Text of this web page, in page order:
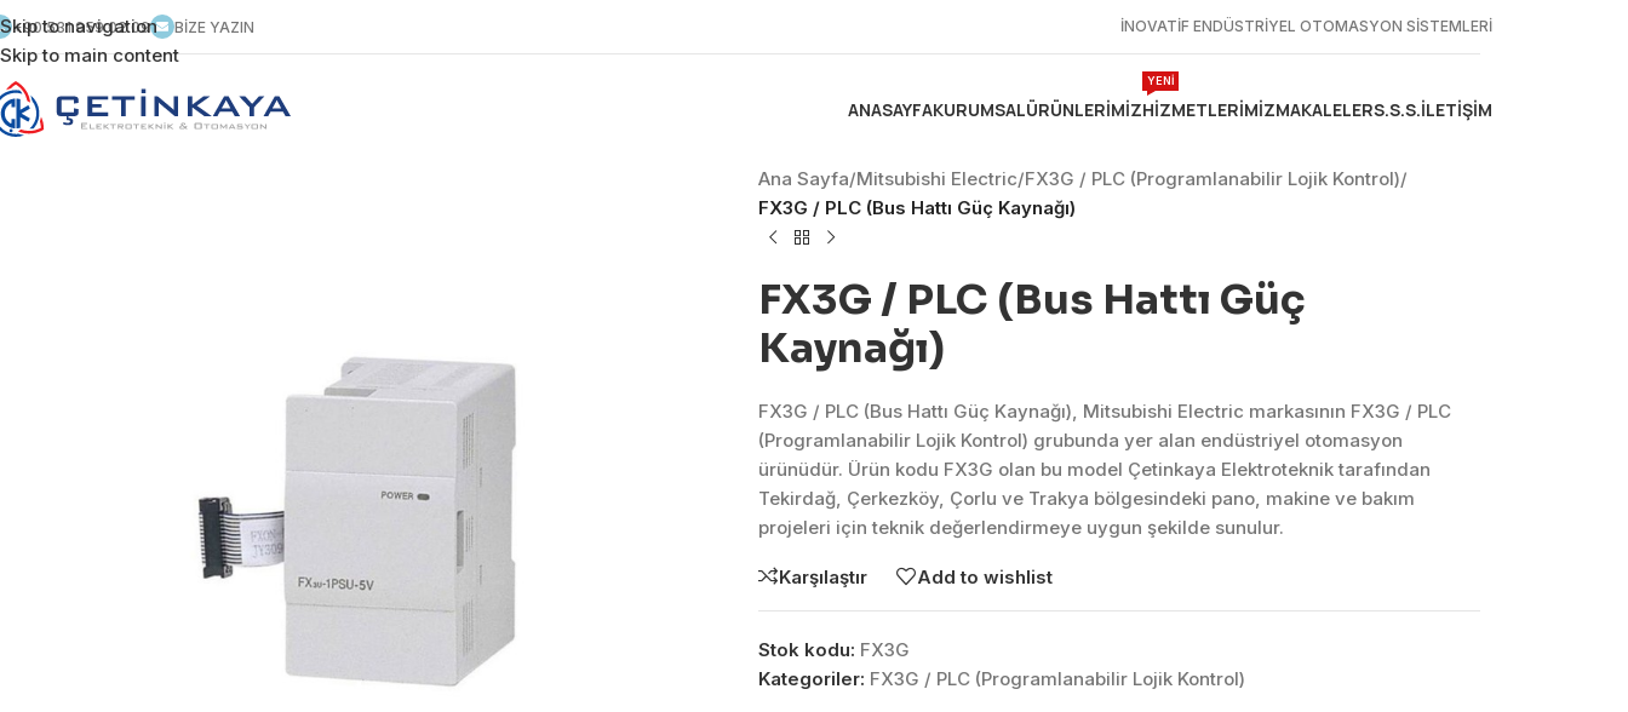
Skip to navigation
Skip to main content
+90 531 959 02 09 BİZE YAZIN İNOVATİF ENDÜSTRİYEL OTOMASYON SİSTEMLERİ
ANASAYFAKURUMSALÜRÜNLERIMIZHIZMETLERIMIZ
YENİ
MAKALELERS.S.S.İLETIŞIM
Ana Sayfa/Mitsubishi Electric/FX3G / PLC (Programlanabilir Lojik Kontrol)/
FX3G / PLC (Bus Hattı Güç Kaynağı)
FX3G / PLC (Bus Hattı Güç
Kaynağı)
FX3G / PLC (Bus Hattı Güç Kaynağı), Mitsubishi Electric markasının FX3G / PLC
(Programlanabilir Lojik Kontrol) grubunda yer alan endüstriyel otomasyon
ürünüdür. Ürün kodu FX3G olan bu model Çetinkaya Elektroteknik tarafından
Tekirdağ, Çerkezköy, Çorlu ve Trakya bölgesindeki pano, makine ve bakım
projeleri için teknik değerlendirmeye uygun şekilde sunulur.
Karşılaştır Add to wishlist
Stok kodu: FX3G
Kategoriler: FX3G / PLC (Programlanabilir Lojik Kontrol)